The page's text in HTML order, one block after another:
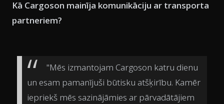
Kā Cargoson mainīja komunikāciju ar transporta
partneriem?
"Mēs izmantojam Cargoson katru dienu
un esam pamanījuši būtisku atšķirību. Kamēr
iepriekš mēs sazinājāmies ar pārvadātājiem